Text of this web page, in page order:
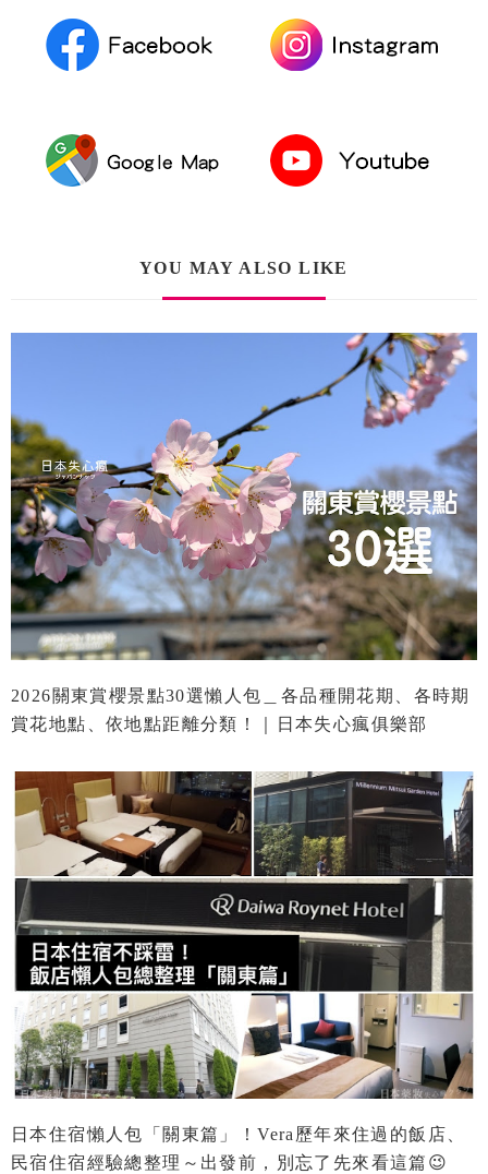
YOU MAY ALSO LIKE
2026關東賞櫻景點30選懶人包＿各品種開花期、各時期
賞花地點、依地點距離分類！｜日本失心瘋俱樂部
日本住宿懶人包「關東篇」！Vera歷年來住過的飯店、
民宿住宿經驗總整理～出發前，別忘了先來看這篇😉